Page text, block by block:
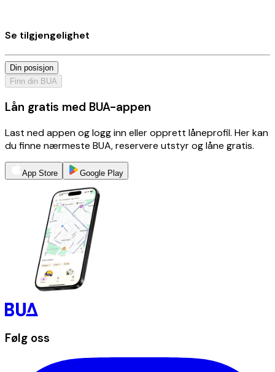
Se tilgjengelighet
Din posisjon
Finn din BUA
Lån gratis med BUA-appen
Last ned appen og logg inn eller opprett låneprofil. Her kan
du finne nærmeste BUA, reservere utstyr og låne gratis.
App Store Google Play
Følg oss